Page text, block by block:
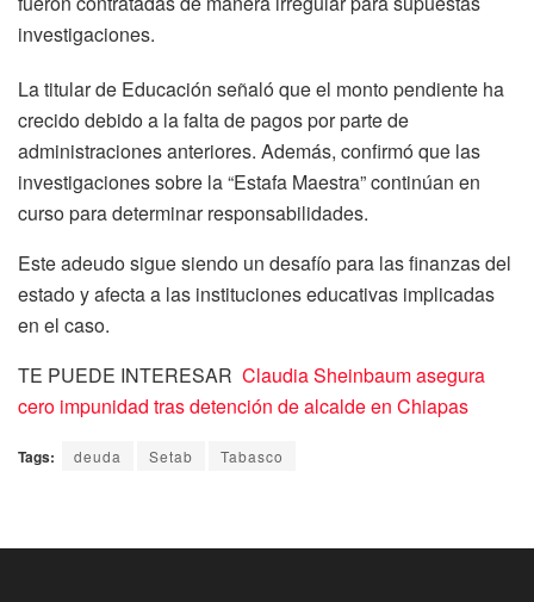
investigaciones.
La titular de Educación señaló que el monto pendiente ha
crecido debido a la falta de pagos por parte de
administraciones anteriores. Además, confirmó que las
investigaciones sobre la “Estafa Maestra” continúan en
curso para determinar responsabilidades.
Este adeudo sigue siendo un desafío para las finanzas del
estado y afecta a las instituciones educativas implicadas
en el caso.
TE PUEDE INTERESAR Claudia Sheinbaum asegura
cero impunidad tras detención de alcalde en Chiapas
Tags: deuda Setab Tabasco